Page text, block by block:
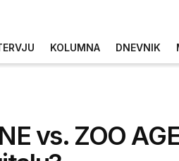
KOLUMNA DNEVNIK
vs. ZOO